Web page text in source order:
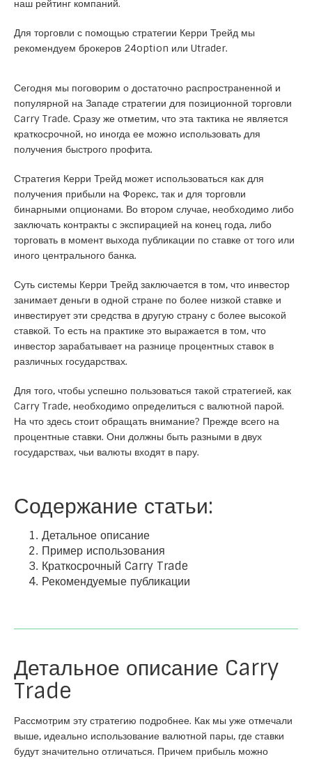
наш рейтинг компаний.
Для торговли с помощью стратегии Керри Трейд мы
рекомендуем брокеров 24option или Utrader.
Сегодня мы поговорим о достаточно распространенной и
популярной на Западе стратегии для позиционной торговли
Carry Trade. Сразу же отметим, что эта тактика не является
краткосрочной, но иногда ее можно использовать для
получения быстрого профита.
Стратегия Керри Трейд может использоваться как для
получения прибыли на Форекс, так и для торговли
бинарными опционами. Во втором случае, необходимо либо
заключать контракты с экспирацией на конец года, либо
торговать в момент выхода публикации по ставке от того или
иного центрального банка.
Суть системы Керри Трейд заключается в том, что инвестор
занимает деньги в одной стране по более низкой ставке и
инвестирует эти средства в другую страну с более высокой
ставкой. То есть на практике это выражается в том, что
инвестор зарабатывает на разнице процентных ставок в
различных государствах.
Для того, чтобы успешно пользоваться такой стратегией, как
Carry Trade, необходимо определиться с валютной парой.
На что здесь стоит обращать внимание? Прежде всего на
процентные ставки. Они должны быть разными в двух
государствах, чьи валюты входят в пару.
Содержание статьи:
Детальное описание
Пример использования
Краткосрочный Carry Trade
Рекомендуемые публикации
Детальное описание Carry
Trade
Рассмотрим эту стратегию подробнее. Как мы уже отмечали
выше, идеально использование валютной пары, где ставки
будут значительно отличаться. Причем прибыль можно